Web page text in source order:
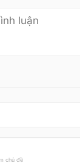
chủ đề